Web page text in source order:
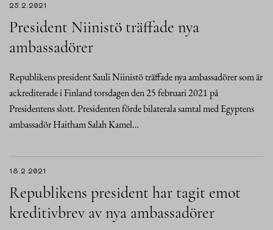
25.2.2021
President Niinistö träffade nya
ambassadörer
Republikens president Sauli Niinistö träffade nya ambassadörer som är
ackrediterade i Finland torsdagen den 25 februari 2021 på
Presidentens slott. Presidenten förde bilaterala samtal med Egyptens
ambassadör Haitham Salah Kamel…
18.2.2021
Republikens president har tagit emot
kreditivbrev av nya ambassadörer